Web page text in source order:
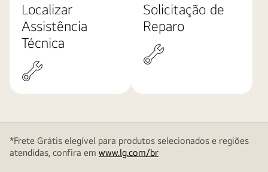
Localizar
Assistência
Técnica
Solicitação de
Reparo
*Frete Grátis elegível para produtos selecionados e regiões
atendidas, confira em www.lg.com/br